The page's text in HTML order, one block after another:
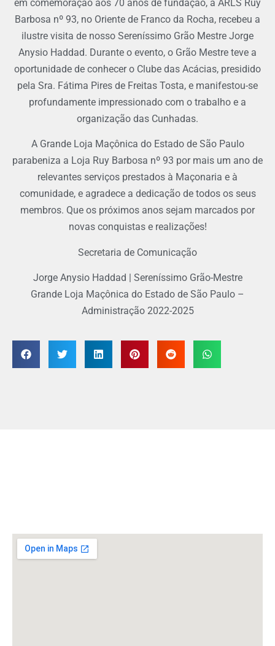
em comemoração aos 70 anos de fundação, a ARLS Ruy
Barbosa nº 93, no Oriente de Franco da Rocha, recebeu a
ilustre visita de nosso Sereníssimo Grão Mestre Jorge
Anysio Haddad. Durante o evento, o Grão Mestre teve a
oportunidade de conhecer o Clube das Acácias, presidido
pela Sra. Fátima Pires de Freitas Tosta, e manifestou-se
profundamente impressionado com o trabalho e a
organização das Cunhadas.
A Grande Loja Maçônica do Estado de São Paulo
parabeniza a Loja Ruy Barbosa nº 93 por mais um ano de
relevantes serviços prestados à Maçonaria e à
comunidade, e agradece a dedicação de todos os seus
membros. Que os próximos anos sejam marcados por
novas conquistas e realizações!
Secretaria de Comunicação
Jorge Anysio Haddad | Sereníssimo Grão-Mestre
Grande Loja Maçônica do Estado de São Paulo –
Administração 2022-2025